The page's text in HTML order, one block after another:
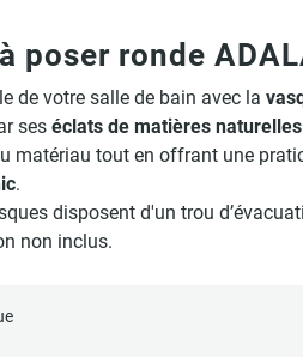
poser ronde
de votre salle de bain avec la
ses éclats de matières
matériau tout en offrant une
.
disposent d'un trou
non inclus.